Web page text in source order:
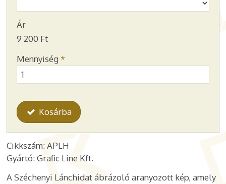
Ár
9 200 Ft
Mennyiség *
Kosárba
Cikkszám: APLH
Gyártó: Grafic Line Kft.
A Széchenyi Lánchidat ábrázoló aranyozott kép, amely